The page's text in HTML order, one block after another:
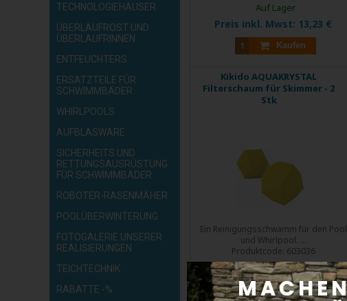
TECHNOLOGIEHÄUSER
ÜBERLAUFROST UND
ÜBERLAUFRINNEN
ENTFEUCHTERS
ERSATZTEILE FÜR
SCHWIMMBÄDER
WHIRLPOOLS
AUFBLASWARE
SICHERHEITS UND
RETTUNGSAUSRÜSTUNG
FÜR SCHWIMMBÄDER
ROBOTER-RASENMÄHER
POOLÜBERWINTERUNG
FOTOGALERIE UNSERER
REALISIERUNGEN
TEICHTECHNIK
RABATTE -%
Preis inkl. Mwst: 13,23 €
Kaufen
Auf Lager
Kikido AQUAKRYSTAL
Filterschaum für Skimmer - 2
Stk
Ein Reinigungsschwamm für den Pool
und Whirlpool. ...
Produktcode: 603036
Versand innerhalb von 24 Std.